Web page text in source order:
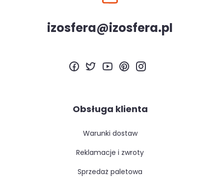
izosfera@izosfera.pl
Obsługa klienta
warunki dostaw
reklamacje i zwroty
sprzedaż paletowa